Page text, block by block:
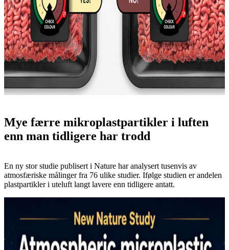
Mye færre mikroplastpartikler i luften
enn man tidligere har trodd
En ny stor studie publisert i Nature har analysert tusenvis av
atmosfæriske målinger fra 76 ulike studier. Ifølge studien er andelen
plastpartikler i uteluft langt lavere enn tidligere antatt.